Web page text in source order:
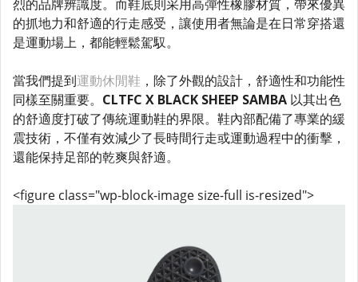
烈的品牌辨識度。而鞋底則采用高彈性橡膠材質，帶來優異
的抓地力和舒適的行走感受，讓使用者無論是在日常穿搭還
是運動場上，都能輕鬆駕馭。
當我們提到運動休閒鞋 ，除了外觀的設計，舒適性和功能性
同樣至關重要。 CLTFC X BLACK SHEEP SAMBA 以其出色
的舒適度打破了傳統運動鞋的界限。鞋內部配備了專業的緩
震技術，不僅有效減少了長時間行走或運動過程中的衝擊，
還能保持足部的乾爽與舒適。
<figure class="wp-block-image size-full is-resized">